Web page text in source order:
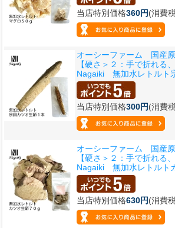
当店特別価格360円(消費
オーシーファーム 国産原
【硬さ＞２：手で折れる
Nagaiki 無加水レトルト
当店特別価格300円(消費
オーシーファーム 国産原
【硬さ＞２：手で折れる
Nagaiki 無加水レトルト
当店特別価格630円(消費